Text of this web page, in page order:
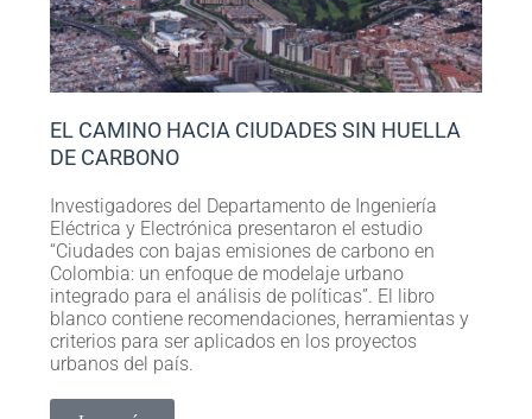
EL CAMINO HACIA CIUDADES SIN HUELLA
DE CARBONO
Investigadores del Departamento de Ingeniería
Eléctrica y Electrónica presentaron el estudio
“Ciudades con bajas emisiones de carbono en
Colombia: un enfoque de modelaje urbano
integrado para el análisis de políticas”. El libro
blanco contiene recomendaciones, herramientas y
criterios para ser aplicados en los proyectos
urbanos del país.